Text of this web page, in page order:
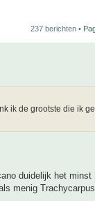
237 berichten •
ik de grootste die ik
duidelijk het minst
menig